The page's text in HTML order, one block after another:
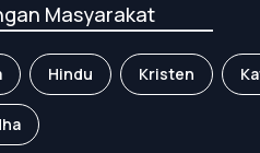
Masyarakat
Hindu Kristen